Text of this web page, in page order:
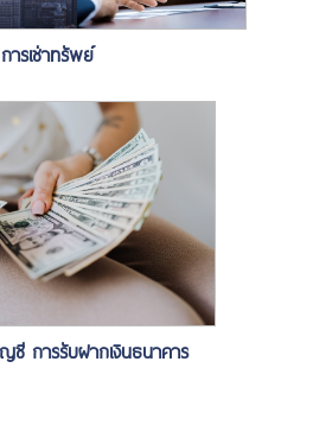
การเช่าทรัพย์
ชี การรับฝากเงินธนาคาร